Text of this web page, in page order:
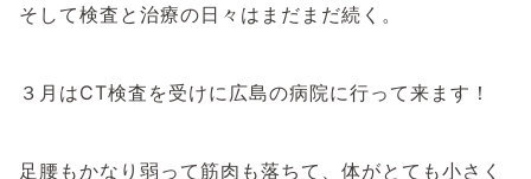
そして検査と治療の日々はまだまだ続く。
３月はCT検査を受けに広島の病院に行って来ます！
足腰もかなり弱って筋肉も落ちて、体がとても小さく